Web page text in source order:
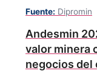
Fuente: Dipromin
Andesmin
valor minera
negocios del